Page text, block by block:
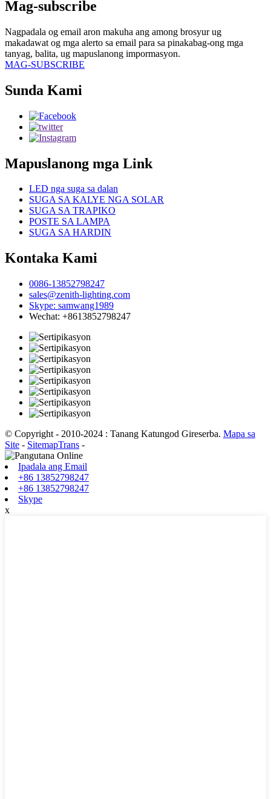
Mag-subscribe
Nagpadala og email aron makuha ang among brosyur ug
makadawat og mga alerto sa email para sa pinakabag-ong mga
tanyag, balita, ug mapuslanong impormasyon.
MAG-SUBSCRIBE
Sunda Kami
Mapuslanong mga Link
LED nga suga sa dalan
SUGA SA KALYE NGA SOLAR
SUGA SA TRAPIKO
POSTE SA LAMPA
SUGA SA HARDIN
Kontaka Kami
0086-13852798247
sales@zenith-lighting.com
Skype: samwang1989
Wechat: +8613852798247
© Copyright - 2010-2024 : Tanang Katungod Gireserba. Mapa sa
Site - SitemapTrans -
Ipadala ang Email
+86 13852798247
+86 13852798247
Skype
x